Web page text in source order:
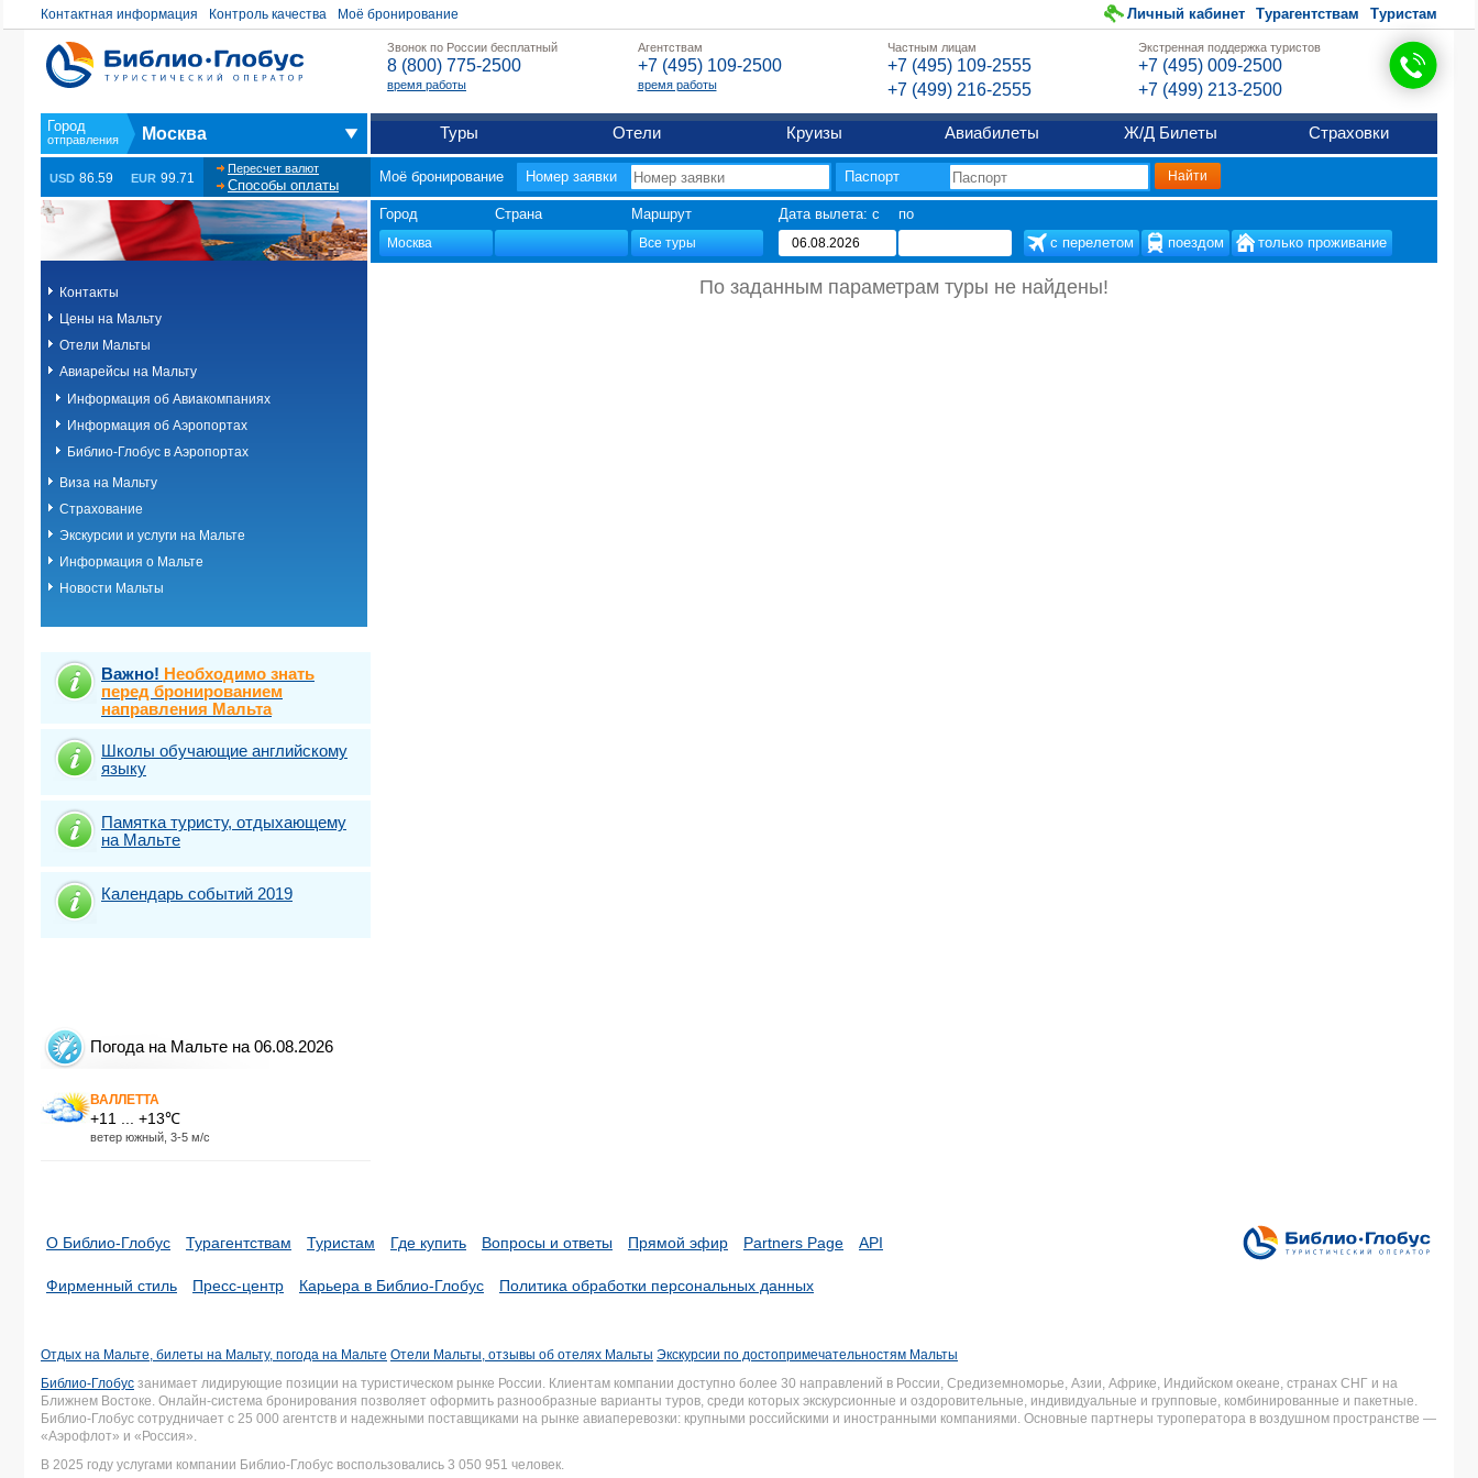
Контактная информация Контроль качества Моё бронирование Личный кабинет Турагентствам Туристам
Звонок по России бесплатный
8 (800) 775-2500
время работы
Агентствам
+7 (495) 109-2500
время работы
Частным лицам
+7 (495) 109-2555
+7 (499) 216-2555
Экстренная поддержка туристов
+7 (495) 009-2500
+7 (499) 213-2500
Москва Туры Отели Круизы Авиабилеты Ж/Д Билеты Страховки
USD 86.59 EUR 99.71
Пересчет валют
Способы оплаты
Моё бронирование Номер заявки Паспорт
Контакты
Цены на Мальту
Отели Мальты
Авиарейсы на Мальту
Информация об Авиакомпаниях
Информация об Аэропортах
Библио-Глобус в Аэропортах
Виза на Мальту
Страхование
Экскурсии и услуги на Мальте
Информация о Мальте
Новости Мальты
Важно! Необходимо знать
перед бронированием
направления Мальта
Школы обучающие английскому
языку
Памятка туристу, отдыхающему
на Мальте
Календарь событий 2019
Погода на Мальте на 06.08.2026
ВАЛЛЕТТА
+11 ... +13℃
ветер южный, 3-5 м/с
Город Страна Маршрут Дата вылета: c
по
с перелетом
поездом только проживание
По заданным параметрам туры не найдены!
О Библио-Глобус Турагентствам Туристам Где купить Вопросы и ответы Прямой эфир Partners Page API
Фирменный стиль Пресс-центр Карьера в Библио-Глобус Политика обработки персональных данных
Отдых на Мальте, билеты на Мальту, погода на Мальте Отели Мальты, отзывы об отелях Мальты Экскурсии по достопримечательностям Мальты
Библио-Глобус занимает лидирующие позиции на туристическом рынке России. Клиентам компании доступно более 30 направлений в России, Средиземноморье, Азии, Африке, Индийском океане, странах СНГ и на
Ближнем Востоке. Онлайн-система бронирования позволяет оформить разнообразные варианты туров, среди которых экскурсионные и оздоровительные, индивидуальные и групповые, комбинированные и пакетные.
Библио-Глобус сотрудничает с 25 000 агентств и надежными поставщиками на рынке авиаперевозки: крупными российскими и иностранными компаниями. Основные партнеры туроператора в воздушном пространстве —
«Аэрофлот» и «Россия».
В 2025 году услугами компании Библио-Глобус воспользовались 3 050 951 человек.